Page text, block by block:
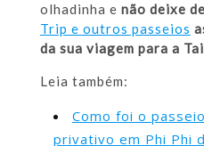
olhadinha e não deixe de
Trip e outros passeios
da sua viagem para a
Leia também:
Como foi o
privativo em Phi Phi